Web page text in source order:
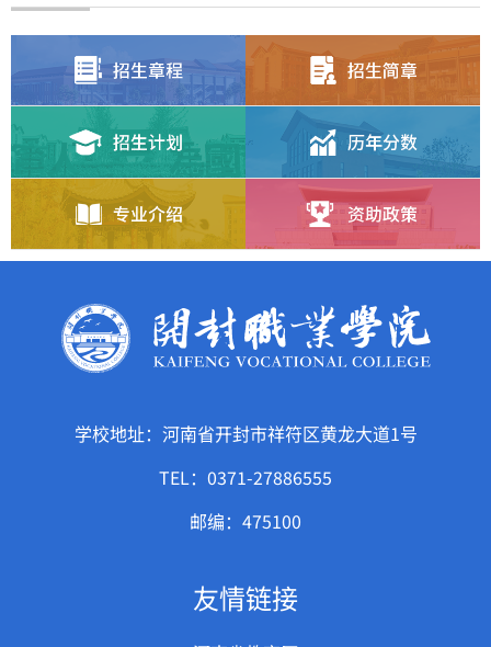
学校地址：河南省开封市祥符区黄龙大道1号
TEL：0371-27886555
邮编：475100
友情链接